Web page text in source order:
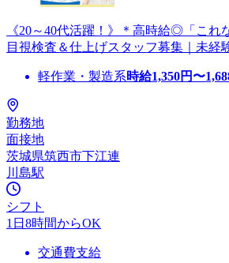
《20～40代活躍！》＊高時給◎「これ
目視検査＆仕上げスタッフ募集｜未
軽作業・製造系時給1,350円〜
勤務地
面接地
茨城県筑西市下江連
川島駅
シフト
1日8時間からOK
交通費支給